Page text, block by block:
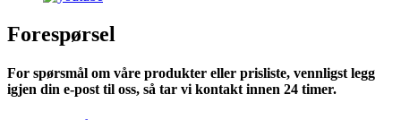
Forespørsel
For spørsmål om våre produkter eller prisliste, vennligst legg
igjen din e-post til oss, så tar vi kontakt innen 24 timer.